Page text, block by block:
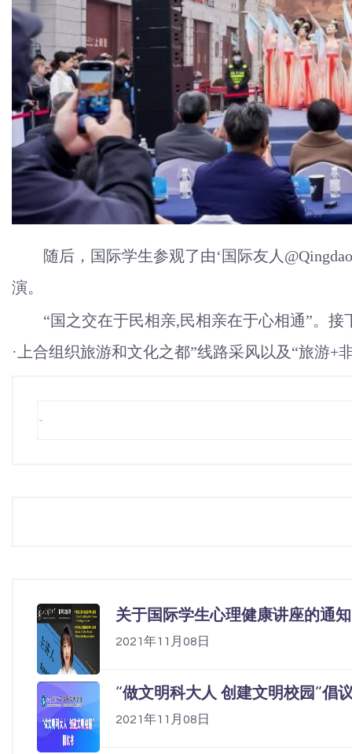
随后，国际学生参观了由‘国际友人
演。
“国之交在于民相亲,民相亲在于心相通”。
·上合组织旅游和文化之都”线路采风以及“旅游+
关于国际学生心理健康讲座的通知
2021年11月08日
“做文明科大人 创建文明校园”倡
2021年11月08日